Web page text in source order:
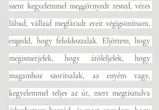
szent kegyelemmel meggörnyedt tested, véres
lábad, vállaid megfáradt ereit végigsimítsam,
engedd, hogy feloldozzalak. Eljöttem, hogy
megismerjelek, hogy átöleljelek, hogy
magamhoz szorítsalak, az enyém vagy,
kegyelemmel teljes az út, mert megtisztulva